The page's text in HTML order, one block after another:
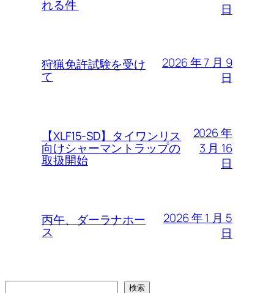
れる件
日
狩猟免許試験を受け
て
2026 年 7 月 9
日
【XLF15-SD】タイワンリス
向けシャーマントラップの
取扱開始
2026 年
3 月 16
日
丙午、ダーラナホー
ス
2026 年 1 月 5
日
検索